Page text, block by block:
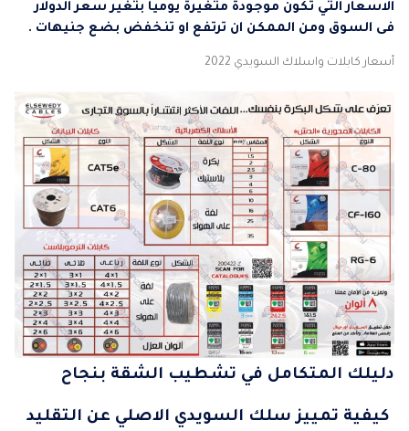
الاسعار التي تكون موجودة متغيرة يوميا بتغير سعر الدولار
فى السوق ومن الممكن ان ترتفع او تنخفض بضع جنيهات .
أسعار كابلات واسلاك السويدي 2022
دليلك المتكامل في تشطيب الشقة بنجاح
كيفية تمييز سلك السويدي الاصلي عن التقليد